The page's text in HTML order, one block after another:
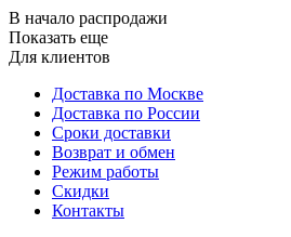
В начало распродажи
Показать еще
Для клиентов
Доставка по Москве
Доставка по России
Сроки доставки
Возврат и обмен
Режим работы
Скидки
Контакты